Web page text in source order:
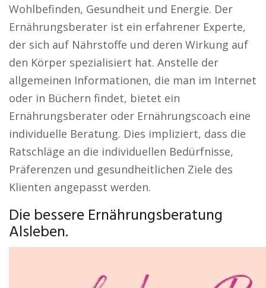
Wohlbefinden, Gesundheit und Energie. Der
Ernährungsberater ist ein erfahrener Experte,
der sich auf Nährstoffe und deren Wirkung auf
den Körper spezialisiert hat. Anstelle der
allgemeinen Informationen, die man im Internet
oder in Büchern findet, bietet ein
Ernährungsberater oder Ernährungscoach eine
individuelle Beratung. Dies impliziert, dass die
Ratschläge an die individuellen Bedürfnisse,
Präferenzen und gesundheitlichen Ziele des
Klienten angepasst werden.
Die bessere Ernährungsberatung
Alsleben.